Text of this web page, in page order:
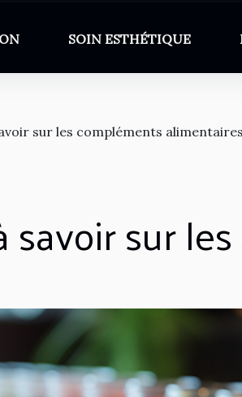
SOIN ESTHÉTIQUE
sur les compléments
savoir sur